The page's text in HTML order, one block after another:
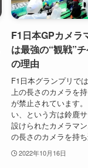
F1日本GPカメラ
は最強の“観戦”
の理由
F1日本グランプリで
上の長さのカメラを
が禁止されています
い、という方は鈴鹿
設けられたカメラマ
の長さのカメラを持
2022年10月16日